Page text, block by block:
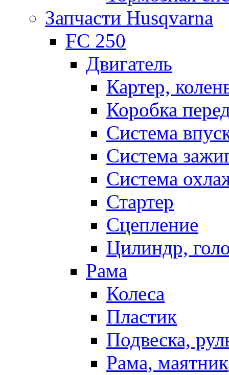
Запчасти Husqvarna
FC 250
Двигатель
Картер,
Коробка
Система
Система
Система
Стартер
Сцепление
Цилиндр,
Рама
Колеса
Пластик
Подвеска,
Рама, маятник